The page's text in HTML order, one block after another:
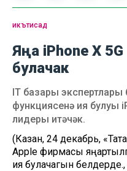
икътисад
Яңа iPhone X 5G
булачак
IT базары экспертлары
функциясенә ия булуы
лидеры итәчәк.
(Казан, 24 декабрь,
Apple фирмасы
ия булачагын